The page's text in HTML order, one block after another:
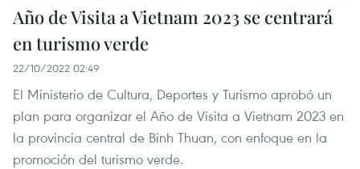
Año de Visita a Vietnam 2023 se centrará
en turismo verde
22/10/2022 02:49
El Ministerio de Cultura, Deportes y Turismo aprobó un
plan para organizar el Año de Visita a Vietnam 2023 en
la provincia central de Binh Thuan, con enfoque en la
promoción del turismo verde.